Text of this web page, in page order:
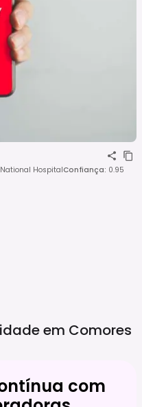
HospitalConfiança: 0.95
em Comores
com